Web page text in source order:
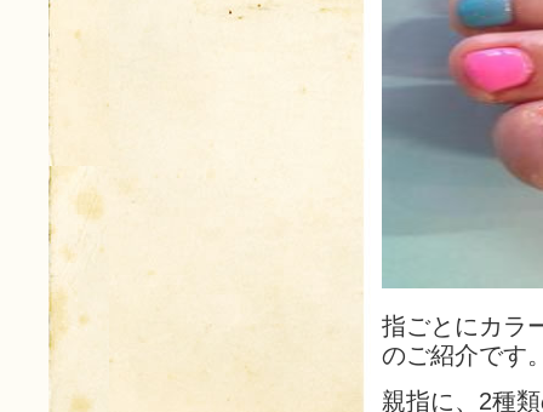
指ごとにカラ
のご紹介です
親指に、2種